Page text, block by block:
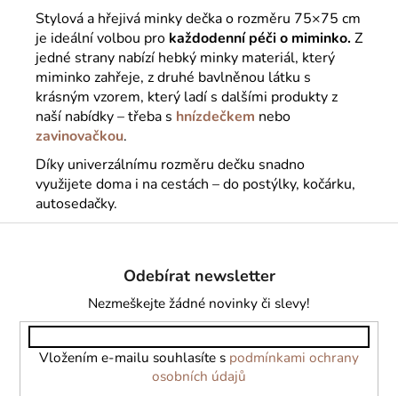
Stylová a hřejivá minky dečka o rozměru 75×75 cm
je ideální volbou pro každodenní péči o miminko.Z
jedné strany nabízí hebký minky materiál, který
miminko zahřeje, z druhé bavlněnou látku s
krásným vzorem, který ladí s dalšími produkty z
naší nabídky – třeba s hnízdečkem nebo
zavinovačkou.
Díky univerzálnímu rozměru dečku snadno
využijete doma i na cestách – do postýlky, kočárku,
autosedačky.
Odebírat newsletter
Nezmeškejte žádné novinky či slevy!
Vložením e-mailu souhlasíte s podmínkami ochrany
osobních údajů